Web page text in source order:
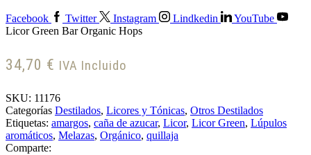
Facebook Twitter Instagram Lindkedin
YouTube
Licor Green Bar Organic Hops
34,70 € IVA Incluido
SKU: 11176
Categorías Destilados, Licores y Tónicas, Otros Destilados
Etiquetas: amargos, caña de azucar, Licor, Licor Green, Lúpulos
aromáticos, Melazas, Orgánico, quillaja
Comparte: